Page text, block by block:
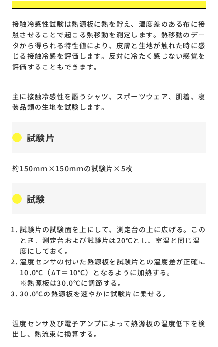
接触冷感性試験は熱源板に熱を貯え、温度差のある布に接
触させることで起こる熱移動を測定します。熱移動のデー
タから得られる特性値により、皮膚と生地が触れた時に感
じる接触冷感を評価します。反対に冷たく感じない感覚を
評価することもできます。
主に接触冷感性を謳うシャツ、スポーツウェア、肌着、寝
装品類の生地を試験します。
試験片
約150ｍｍ×150ｍｍの試験片×5枚
試験
試験片の試験面を上にして、測定台の上に広げる。この
とき、測定台および試験片は20℃とし、室温と同じ温
度にしておく。
温度センサの付いた熱源板を試験片との温度差が正確に
10.0℃（ΔT＝10℃）となるように加熱する。
※熱源板は30.0℃に調節する。
30.0℃の熱源板を速やかに試験片に乗せる。
温度センサ及び電子アンプによって熱源板の温度低下を検
出し、熱流束に換算する。